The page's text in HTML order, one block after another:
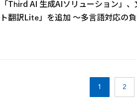
「Third AI 生成AIソリューション」
ト翻訳Lite」を追加 ～多言語対応の
1 2